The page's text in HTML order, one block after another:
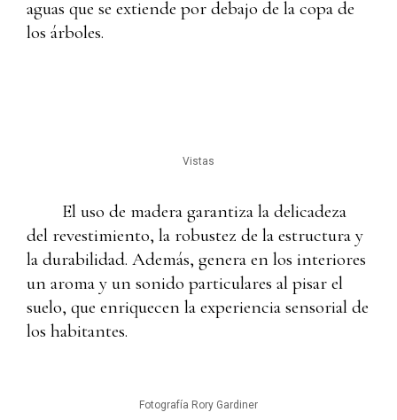
aguas que se extiende por debajo de la copa de
los árboles.
Vistas
El uso de madera garantiza la delicadeza
del revestimiento, la robustez de la estructura y
la durabilidad. Además, genera en los interiores
un aroma y un sonido particulares al pisar el
suelo, que enriquecen la experiencia sensorial de
los habitantes.
Fotografía Rory Gardiner